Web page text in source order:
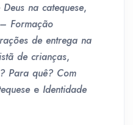
na catequese,
Formação
de entrega na
de crianças,
Para quê? Com
e Identidade